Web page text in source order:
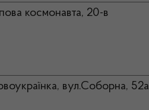
космонавта, 20-в
вул.Соборна, 52а